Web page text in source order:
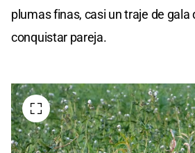
plumas finas, casi un traje de gala
conquistar pareja.